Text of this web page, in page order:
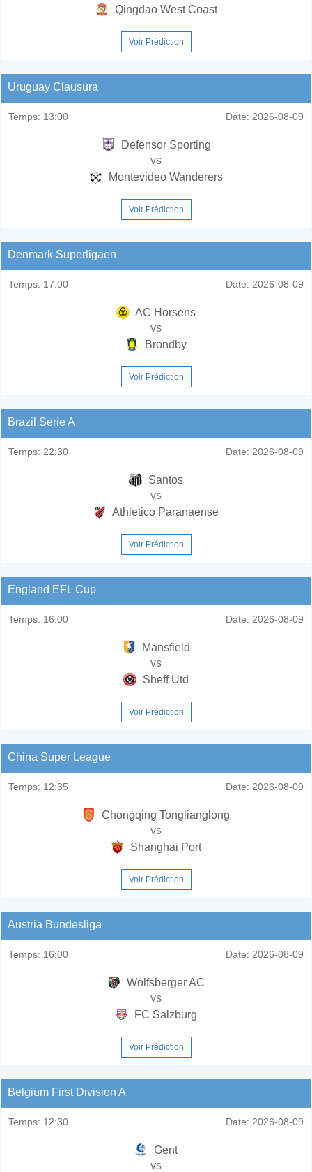
Qingdao West Coast
Voir Prédiction
Uruguay Clausura
Temps: 13:00 Date: 2026-08-09
Defensor Sporting
vs
Montevideo Wanderers
Voir Prédiction
Denmark Superligaen
Temps: 17:00 Date: 2026-08-09
AC Horsens
vs
Brondby
Voir Prédiction
Brazil Serie A
Temps: 22:30 Date: 2026-08-09
Santos
vs
Athletico Paranaense
Voir Prédiction
England EFL Cup
Temps: 16:00 Date: 2026-08-09
Mansfield
vs
Sheff Utd
Voir Prédiction
China Super League
Temps: 12:35 Date: 2026-08-09
Chongqing Tonglianglong
vs
Shanghai Port
Voir Prédiction
Austria Bundesliga
Temps: 16:00 Date: 2026-08-09
Wolfsberger AC
vs
FC Salzburg
Voir Prédiction
Belgium First Division A
Temps: 12:30 Date: 2026-08-09
Gent
vs